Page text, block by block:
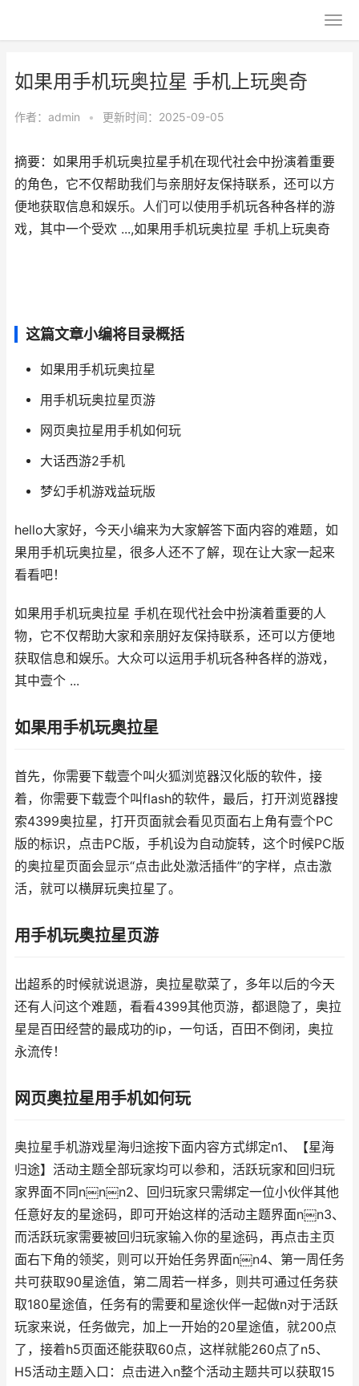
如果用手机玩奥拉星 手机上玩奥奇
作者： admin • 更新时间：2025-09-05
摘要：如果用手机玩奥拉星手机在现代社会中扮演着重要
的角色，它不仅帮助我们与亲朋好友保持联系，还可以方
便地获取信息和娱乐。人们可以使用手机玩各种各样的游
戏，其中一个受欢 ...,如果用手机玩奥拉星 手机上玩奥奇
这篇文章小编将目录概括
如果用手机玩奥拉星
用手机玩奥拉星页游
网页奥拉星用手机如何玩
大话西游2手机
梦幻手机游戏益玩版
hello大家好，今天小编来为大家解答下面内容的难题，如
果用手机玩奥拉星，很多人还不了解，现在让大家一起来
看看吧！
如果用手机玩奥拉星 手机在现代社会中扮演着重要的人
物，它不仅帮助大家和亲朋好友保持联系，还可以方便地
获取信息和娱乐。大众可以运用手机玩各种各样的游戏，
其中壹个 ...
如果用手机玩奥拉星
首先，你需要下载壹个叫火狐浏览器汉化版的软件，接
着，你需要下载壹个叫flash的软件，最后，打开浏览器搜
索4399奥拉星，打开页面就会看见页面右上角有壹个PC
版的标识，点击PC版，手机设为自动旋转，这个时候PC版
的奥拉星页面会显示“点击此处激活插件”的字样，点击激
活，就可以横屏玩奥拉星了。
用手机玩奥拉星页游
出超系的时候就说退游，奥拉星歇菜了，多年以后的今天
还有人问这个难题，看看4399其他页游，都退隐了，奥拉
星是百田经营的最成功的ip，一句话，百田不倒闭，奥拉
永流传！
网页奥拉星用手机如何玩
奥拉星手机游戏星海归途按下面内容方式绑定n1、【星海
归途】活动主题全部玩家均可以参和，活跃玩家和回归玩
家界面不同n￼n￼n2、回归玩家只需绑定一位小伙伴其他
任意好友的星途码，即可开始这样的活动主题界面n￼n3、
而活跃玩家需要被回归玩家输入你的星途码，再点击主页
面右下角的领奖，则可以开始任务界面n￼n4、第一周任务
共可获取90星途值，第二周若一样多，则共可通过任务获
取180星途值，任务有的需要和星途伙伴一起做n对于活跃
玩家来说，任务做完，加上一开始的20星途值，就200点
了，接着h5页面还能获取60点，这样就能260点了n5、
H5活动主题入口：点击进入n整个活动主题共可以获取15